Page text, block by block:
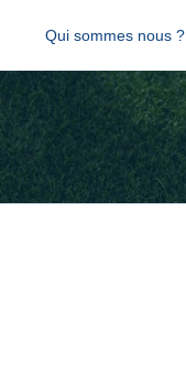
Qui sommes nous ?